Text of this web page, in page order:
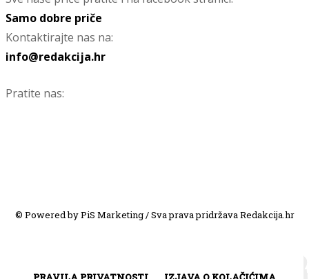
Samo dobre priče
Kontaktirajte nas na:
info@redakcija.hr
Pratite nas:
© Powered by PiS Marketing / Sva prava pridržava Redakcija.hr